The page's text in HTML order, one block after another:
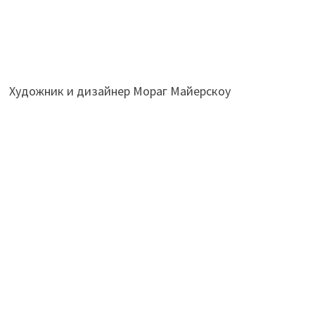
Художник и дизайнер Мораг Майерскоу